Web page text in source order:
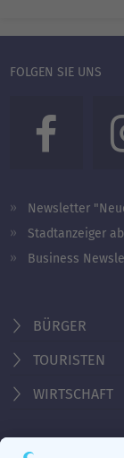
FOLGEN SIE UNS
Newsletter
Stadtanzeiger
Business
BÜRGER
TOURISTEN
WIRTSCHAFT
Behördennummer